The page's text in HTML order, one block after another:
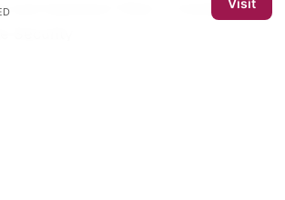
and Quantum Fiber A Complete
Security
Visit